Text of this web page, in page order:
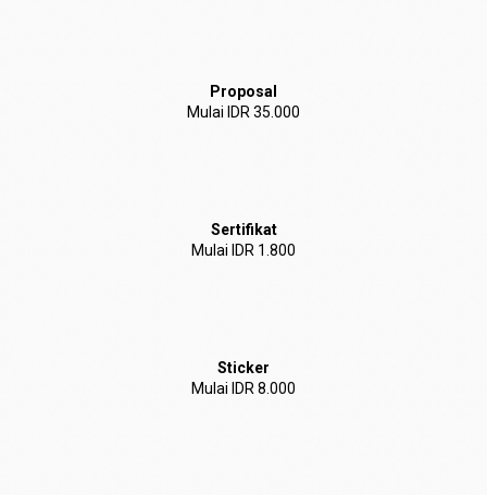
Proposal
Mulai IDR 35.000
Sertifikat
Mulai IDR 1.800
Sticker
Mulai IDR 8.000